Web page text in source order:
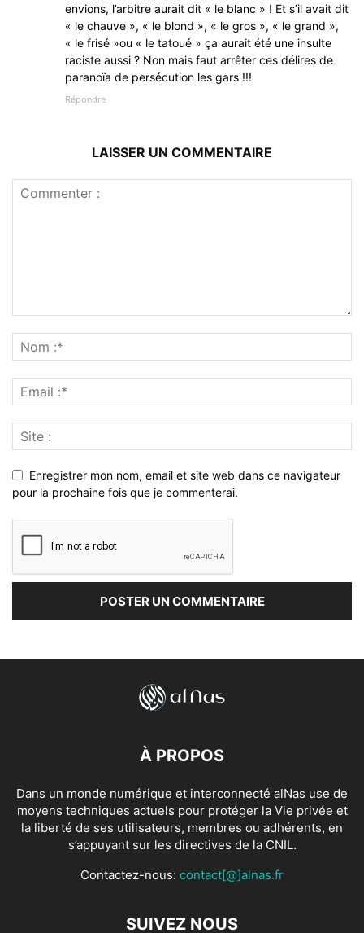
envions, l’arbitre aurait dit « le blanc » ! Et s’il avait dit
« le chauve », « le blond », « le gros », « le grand »,
« le frisé »ou « le tatoué » ça aurait été une insulte
raciste aussi ? Non mais faut arrêter ces délires de
paranoïa de persécution les gars !!!
Répondre
LAISSER UN COMMENTAIRE
Enregistrer mon nom, email et site web dans ce navigateur
pour la prochaine fois que je commenterai.
À PROPOS
Dans un monde numérique et interconnecté alNas use de
moyens techniques actuels pour protéger la Vie privée et
la liberté de ses utilisateurs, membres ou adhérents, en
s’appuyant sur les directives de la CNIL.
Contactez-nous: contact[@]alnas.fr
SUIVEZ NOUS